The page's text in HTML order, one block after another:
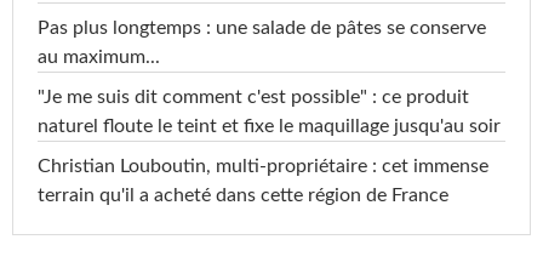
Pas plus longtemps : une salade de pâtes se conserve
au maximum...
"Je me suis dit comment c'est possible" : ce produit
naturel floute le teint et fixe le maquillage jusqu'au soir
Christian Louboutin, multi-propriétaire : cet immense
terrain qu'il a acheté dans cette région de France